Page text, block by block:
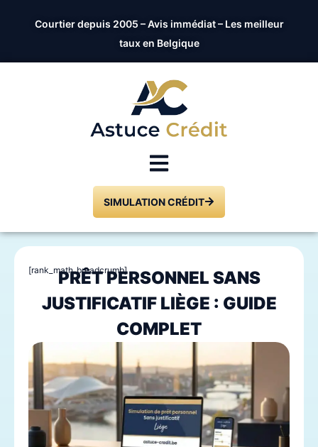
Courtier depuis 2005 – Avis immédiat – Les meilleur
taux en Belgique
SIMULATION CRÉDIT
[rank_math_breadcrumb]
PRÊT PERSONNEL SANS
JUSTIFICATIF LIÈGE : GUIDE
COMPLET